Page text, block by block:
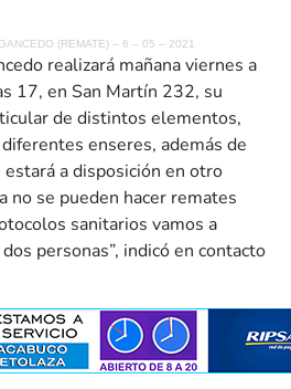
(REMATE) – 6 – 05 – 2021
realizará mañana viernes a
17, en San Martín 232, su
de distintos elementos,
enseres, además de
a disposición en otro
no se pueden hacer remates
sanitarios vamos a
personas”, indicó en contacto